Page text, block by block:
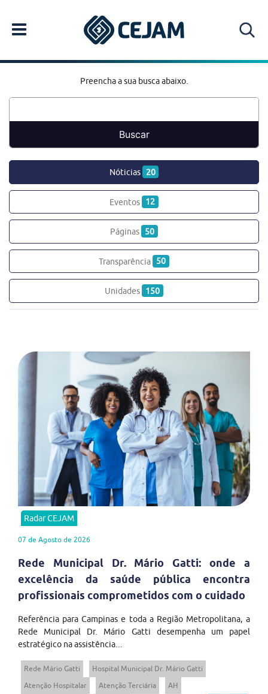
Preencha a sua busca abaixo.
Nóticias 20
Eventos 12
Páginas 50
Transparência 50
Unidades 150
Radar CEJAM
07 de Agosto de 2026
Rede Municipal Dr. Mário Gatti: onde a
excelência da saúde pública encontra
profissionais comprometidos com o cuidado
Referência para Campinas e toda a Região Metropolitana, a
Rede Municipal Dr. Mário Gatti desempenha um papel
estratégico na assistência...
Rede Mário Gatti
Hospital Municipal Dr. Mário Gatti
Atenção Hospitalar
Atenção Terciária
AH